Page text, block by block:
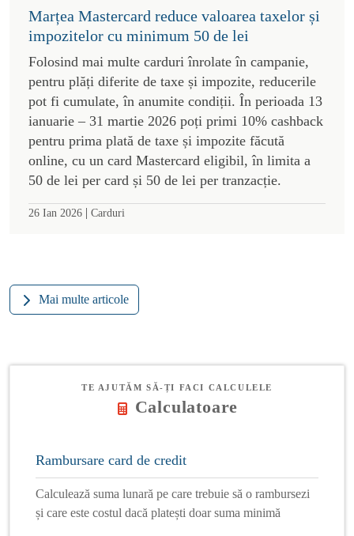
Marțea Mastercard reduce valoarea taxelor și
impozitelor cu minimum 50 de lei
Folosind mai multe carduri înrolate în campanie,
pentru plăți diferite de taxe și impozite, reducerile
pot fi cumulate, în anumite condiții. În perioada 13
ianuarie – 31 martie 2026 poți primi 10% cashback
pentru prima plată de taxe și impozite făcută
online, cu un card Mastercard eligibil, în limita a
50 de lei per card și 50 de lei per tranzacție.
26 Ian 2026 | Carduri
Mai multe articole
TE AJUTĂM SĂ-ȚI FACI CALCULELE
Calculatoare
Rambursare card de credit
Calculează suma lunară pe care trebuie să o rambursezi
și care este costul dacă platești doar suma minimă